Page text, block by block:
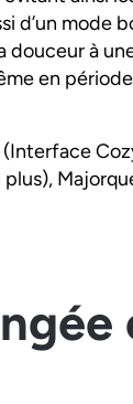
d’un mode
douceur à
en
(Interface